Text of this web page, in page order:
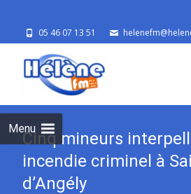
05 46 07 13 51
Menu
Cinq mineurs
incendie criminel à
d’Angély